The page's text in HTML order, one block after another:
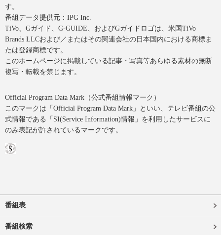
す。
番組データ提供元：IPG Inc.
TiVo、Gガイド、G-GUIDE、およびGガイドロゴは、米国TiVo
Brands LLCおよび／またはその関連会社の日本国内における商標ま
たは登録商標です。
このホームページに掲載している記事・写真等あらゆる素材の無断
複写・転載を禁じます。
Official Program Data Mark（公式番組情報マーク）
このマークは「Official Program Data Mark」といい、テレビ番組の公
式情報である「SI(Service Information)情報」を利用したサービスに
のみ表記が許されているマークです。
番組表
番組検索